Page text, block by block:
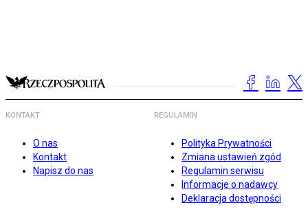
KONTAKT
O nas
Kontakt
Napisz do nas
REGULAMIN
Polityka Prywatności
Zmiana ustawień zgód
Regulamin serwisu
Informacje o nadawcy
Deklaracja dostępności